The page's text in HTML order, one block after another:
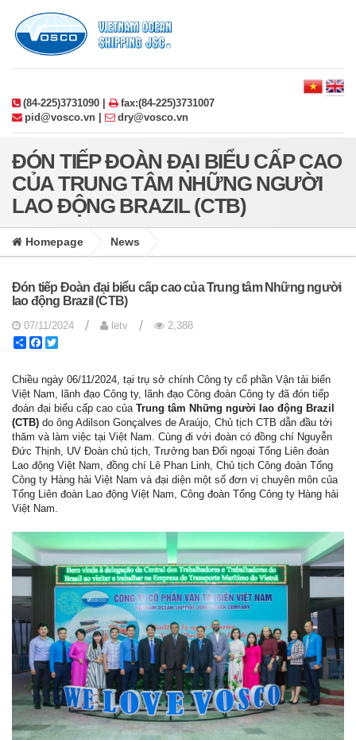
(84-225)3731090 |
fax:(84-225)3731007
pid@vosco.vn |
dry@vosco.vn
ĐÓN TIẾP ĐOÀN ĐẠI BIỂU CẤP CAO
CỦA TRUNG TÂM NHỮNG NGƯỜI
LAO ĐỘNG BRAZIL (CTB)
Homepage News
Đón tiếp Đoàn đại biểu cấp cao của Trung tâm Những người
lao động Brazil (CTB)
07/11/2024 / letv /
2,388
ShareFacebook
Chiều ngày 06/11/2024, tại trụ sở chính Công ty cổ phần Vận tải biển
Việt Nam, lãnh đạo Công ty, lãnh đạo Công đoàn Công ty đã đón tiếp
đoàn đại biểu cấp cao của Trung tâm Những người lao động Brazil
(CTB) do ông Adilson Gonçalves de Araújo, Chủ tịch CTB dẫn đầu tới
thăm và làm việc tại Việt Nam. Cùng đi với đoàn có đồng chí Nguyễn
Đức Thịnh, UV Đoàn chủ tịch, Trưởng ban Đối ngoại Tổng Liên đoàn
Lao động Việt Nam, đồng chí Lê Phan Linh, Chủ tịch Công đoàn Tổng
Công ty Hàng hải Việt Nam và đại diện một số đơn vị chuyên môn của
Tổng Liên đoàn Lao động Việt Nam, Công đoàn Tổng Công ty Hàng hải
Việt Nam.